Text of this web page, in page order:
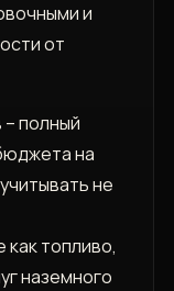
и
от
полный
на
не
топливо,
наземного